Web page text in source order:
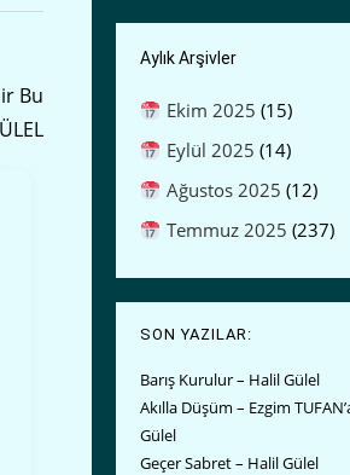
Bu
Aylık Arşivler
Ekim 2025 (15)
Eylül 2025 (14)
Ağustos 2025 (12)
Temmuz 2025 (237)
SON YAZILAR:
Barış Kurulur – Halil Gülel
Akılla Düşüm – Ezgim
Gülel
Geçer Sabret – Halil Gülel